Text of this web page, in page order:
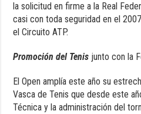
la solicitud en firme a la Real
casi con toda seguridad en el
el Circuito ATP.
Promoción del Tenis junto con la
El Open amplía este año su
Vasca de Tenis que desde este
Técnica y la administración del